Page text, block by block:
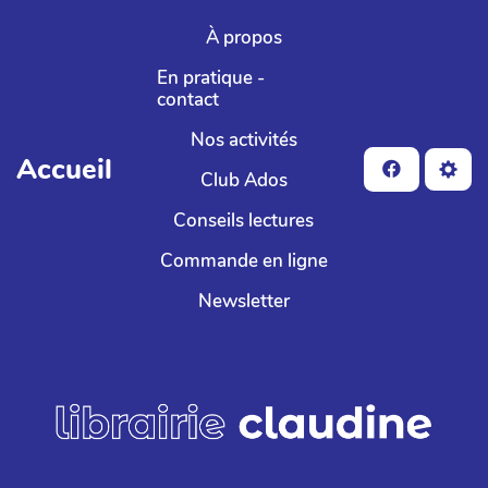
Aller au contenu principal
Accueil
À propos
En pratique -
contact
Nos activités
Club Ados
Conseils lectures
Commande en ligne
Newsletter